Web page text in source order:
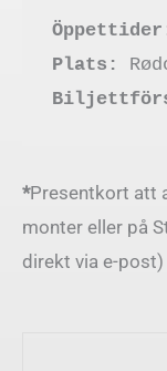
Plats:
*Presentkort att
monter eller på
direkt via e-post)